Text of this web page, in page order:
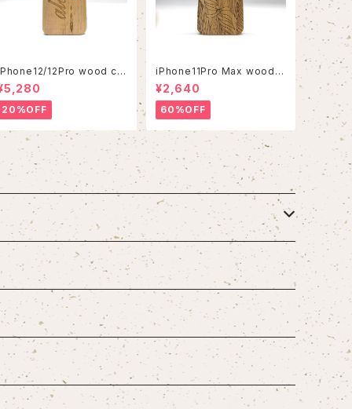
12Pro wood ca
20%OFF
iPhone11Pro Max wood c
ase
¥2,640
60%OFF